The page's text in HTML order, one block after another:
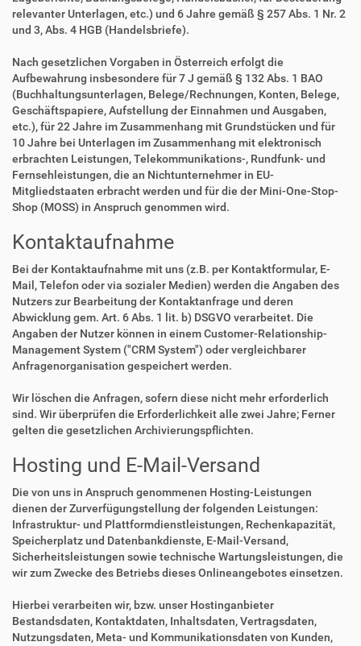
relevanter Unterlagen, etc.) und 6 Jahre gemäß § 257 Abs. 1 Nr. 2
und 3, Abs. 4 HGB (Handelsbriefe).
Nach gesetzlichen Vorgaben in Österreich erfolgt die
Aufbewahrung insbesondere für 7 J gemäß § 132 Abs. 1 BAO
(Buchhaltungsunterlagen, Belege/Rechnungen, Konten, Belege,
Geschäftspapiere, Aufstellung der Einnahmen und Ausgaben,
etc.), für 22 Jahre im Zusammenhang mit Grundstücken und für
10 Jahre bei Unterlagen im Zusammenhang mit elektronisch
erbrachten Leistungen, Telekommunikations-, Rundfunk- und
Fernsehleistungen, die an Nichtunternehmer in EU-
Mitgliedstaaten erbracht werden und für die der Mini-One-Stop-
Shop (MOSS) in Anspruch genommen wird.
Kontaktaufnahme
Bei der Kontaktaufnahme mit uns (z.B. per Kontaktformular, E-
Mail, Telefon oder via sozialer Medien) werden die Angaben des
Nutzers zur Bearbeitung der Kontaktanfrage und deren
Abwicklung gem. Art. 6 Abs. 1 lit. b) DSGVO verarbeitet. Die
Angaben der Nutzer können in einem Customer-Relationship-
Management System ("CRM System") oder vergleichbarer
Anfragenorganisation gespeichert werden.
Wir löschen die Anfragen, sofern diese nicht mehr erforderlich
sind. Wir überprüfen die Erforderlichkeit alle zwei Jahre; Ferner
gelten die gesetzlichen Archivierungspflichten.
Hosting und E-Mail-Versand
Die von uns in Anspruch genommenen Hosting-Leistungen
dienen der Zurverfügungstellung der folgenden Leistungen:
Infrastruktur- und Plattformdienstleistungen, Rechenkapazität,
Speicherplatz und Datenbankdienste, E-Mail-Versand,
Sicherheitsleistungen sowie technische Wartungsleistungen, die
wir zum Zwecke des Betriebs dieses Onlineangebotes einsetzen.
Hierbei verarbeiten wir, bzw. unser Hostinganbieter
Bestandsdaten, Kontaktdaten, Inhaltsdaten, Vertragsdaten,
Nutzungsdaten, Meta- und Kommunikationsdaten von Kunden,